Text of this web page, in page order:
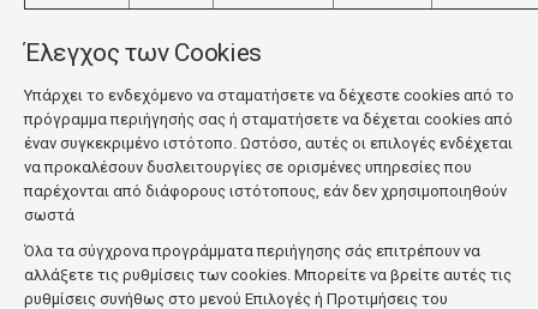
Έλεγχος των Cookies
Υπάρχει το ενδεχόμενο να σταματήσετε να δέχεστε cookies από το
πρόγραμμα περιήγησής σας ή σταματήσετε να δέχεται cookies από
έναν συγκεκριμένο ιστότοπο. Ωστόσο, αυτές οι επιλογές ενδέχεται
να προκαλέσουν δυσλειτουργίες σε ορισμένες υπηρεσίες που
παρέχονται από διάφορους ιστότοπους, εάν δεν χρησιμοποιηθούν
σωστά
Όλα τα σύγχρονα προγράμματα περιήγησης σάς επιτρέπουν να
αλλάξετε τις ρυθμίσεις των cookies. Μπορείτε να βρείτε αυτές τις
ρυθμίσεις συνήθως στο μενού Επιλογές ή Προτιμήσεις του